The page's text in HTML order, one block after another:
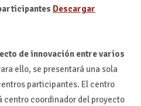
Descargar
de innovación entre varios
ello, se presentará una sola
participantes. El centro
centro coordinador del proyecto